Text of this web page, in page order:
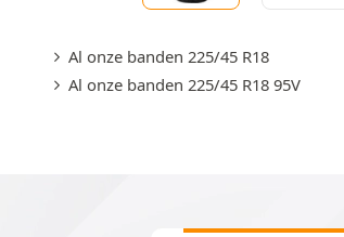
Al onze banden 225/45 R18
Al onze banden 225/45 R18 95V